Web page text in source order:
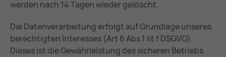
werden nach 14 Tagen wieder gelöscht.
Die Datenverarbeitung erfolgt auf Grundlage unseres
berechtigten Interesses (Art 6 Abs 1 lit f DSGVO).
Dieses ist die Gewährleistung des sicheren Betriebs